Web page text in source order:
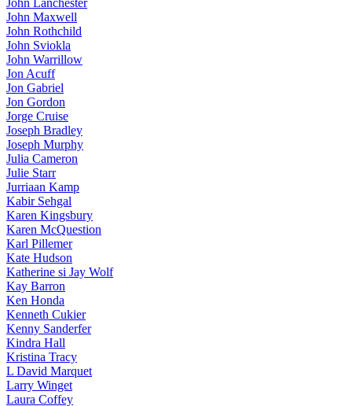
John Lanchester
John Maxwell
John Rothchild
John Sviokla
John Warrillow
Jon Acuff
Jon Gabriel
Jon Gordon
Jorge Cruise
Joseph Bradley
Joseph Murphy
Julia Cameron
Julie Starr
Jurriaan Kamp
Kabir Sehgal
Karen Kingsbury
Karen McQuestion
Karl Pillemer
Kate Hudson
Katherine si Jay Wolf
Kay Barron
Ken Honda
Kenneth Cukier
Kenny Sanderfer
Kindra Hall
Kristina Tracy
L David Marquet
Larry Winget
Laura Coffey